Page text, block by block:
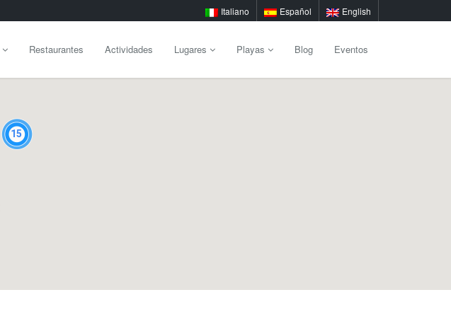
English
Español
Italiano
Restaurantes Actividades Lugares Playas Blog Eventos
15